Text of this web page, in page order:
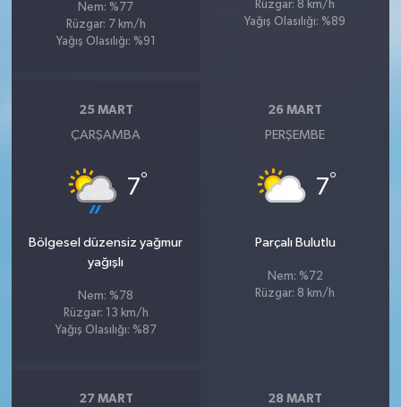
Nem: %77
Rüzgar: 7 km/h
Yağış Olasılığı: %91
Rüzgar: 8 km/h
Yağış Olasılığı: %89
25 MART
ÇARŞAMBA
7°
Bölgesel düzensiz yağmur
yağışlı
Nem: %78
Rüzgar: 13 km/h
Yağış Olasılığı: %87
26 MART
PERŞEMBE
7°
Parçalı Bulutlu
Nem: %72
Rüzgar: 8 km/h
27 MART 28 MART